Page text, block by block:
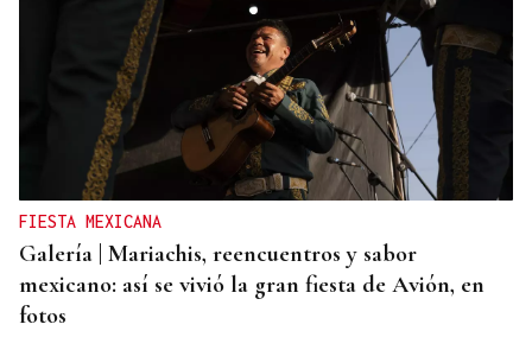
FIESTA MEXICANA
Galería | Mariachis, reencuentros y sabor
mexicano: así se vivió la gran fiesta de Avión, en
fotos